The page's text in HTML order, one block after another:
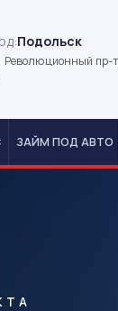
Подольск
Революционный пр-
ЗАЙМ ПОД АВТО